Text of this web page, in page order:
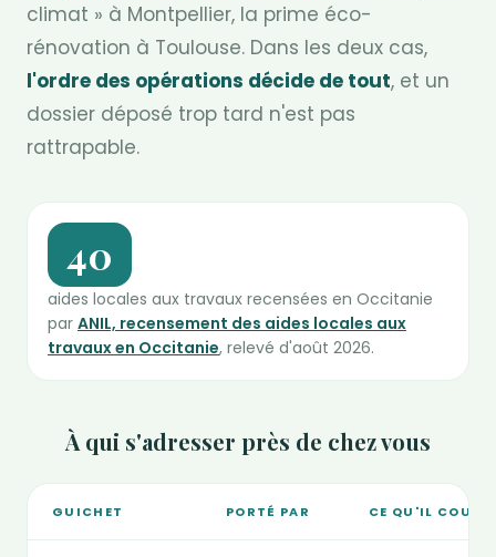
climat » à Montpellier, la prime éco-
rénovation à Toulouse. Dans les deux cas,
l'ordre des opérations décide de tout, et un
dossier déposé trop tard n'est pas
rattrapable.
40
aides locales aux travaux recensées en Occitanie
par ANIL, recensement des aides locales aux
travaux en Occitanie, relevé d'août 2026.
À qui s'adresser près de chez vous
GUICHET PORTÉ PAR CE QU'IL